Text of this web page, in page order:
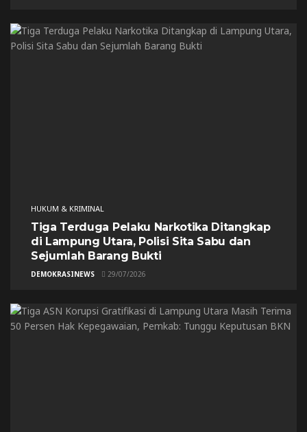
HUKUM & KRIMINAL
Tiga Terduga Pelaku Narkotika Ditangkap
di Lampung Utara, Polisi Sita Sabu dan
Sejumlah Barang Bukti
DEMOKRASINEWS 29/07/2026